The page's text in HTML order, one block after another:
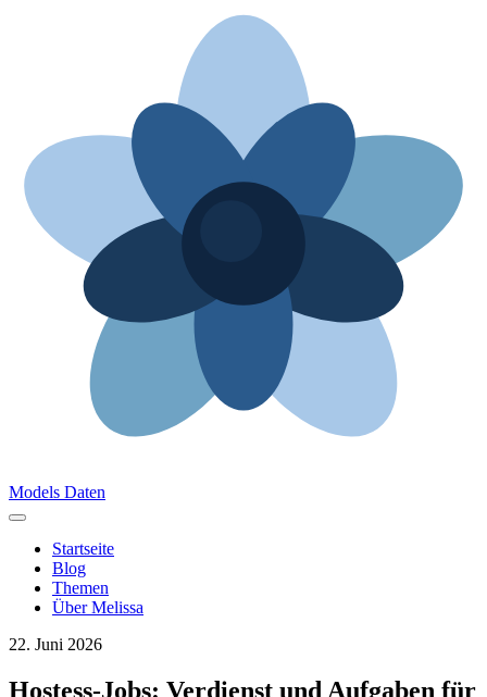
Models Daten
Startseite
Blog
Themen
Über Melissa
22. Juni 2026
Hostess-Jobs: Verdienst und Aufgaben für